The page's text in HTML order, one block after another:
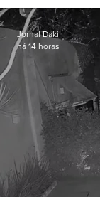
Jornal Daki
há 14 horas